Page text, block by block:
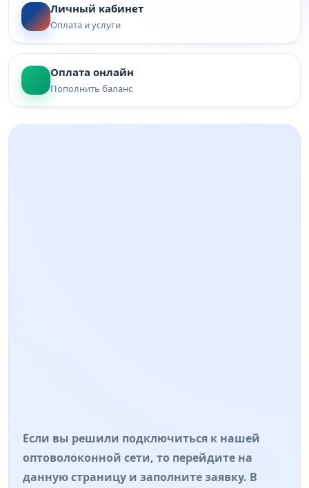
Личный кабинет
Оплата и услуги
Оплата онлайн
Пополнить баланс
Если вы решили подключиться к нашей
оптоволоконной сети, то перейдите на
данную страницу и заполните заявку. В